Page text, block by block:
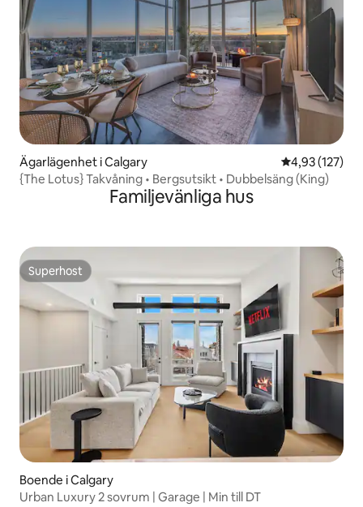
Ägarlägenhet i Calgary 4,93 av 5 i
4,93 (127)
{The Lotus} Takvåning • Bergsutsikt • Dubbelsäng (King)
Familjevänliga hus
Superhost
Superhost
Boende i Calgary
Urban Luxury 2 sovrum | Garage | Min till DT